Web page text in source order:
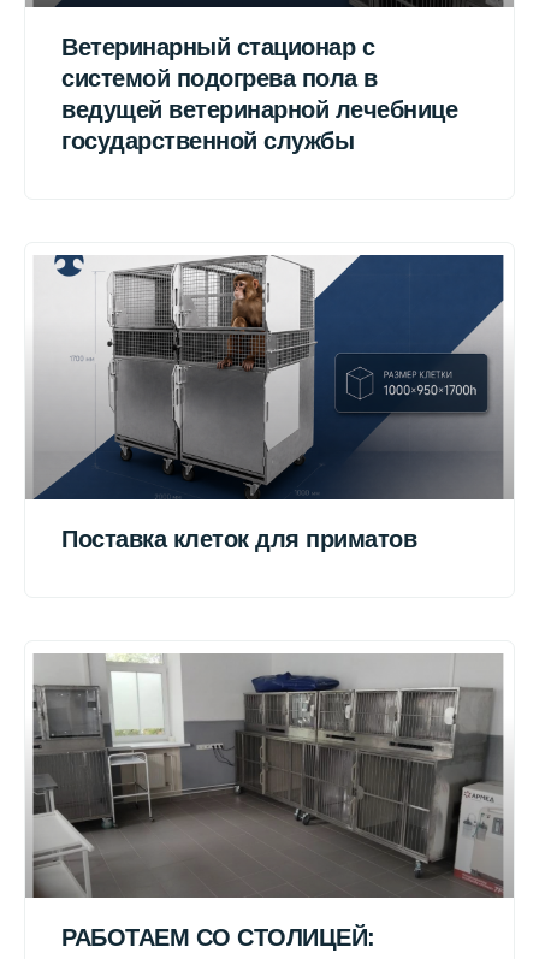
Ветеринарный стационар с
системой подогрева пола в
ведущей ветеринарной лечебнице
государственной службы
Поставка клеток для приматов
РАБОТАЕМ СО СТОЛИЦЕЙ: